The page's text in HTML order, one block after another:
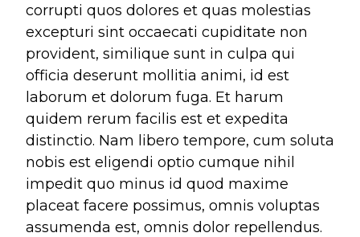
corrupti quos dolores et quas molestias
excepturi sint occaecati cupiditate non
provident, similique sunt in culpa qui
officia deserunt mollitia animi, id est
laborum et dolorum fuga. Et harum
quidem rerum facilis est et expedita
distinctio. Nam libero tempore, cum soluta
nobis est eligendi optio cumque nihil
impedit quo minus id quod maxime
placeat facere possimus, omnis voluptas
assumenda est, omnis dolor repellendus.